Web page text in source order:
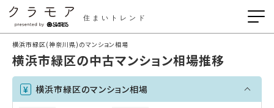
住まいトレンド
横浜市緑区(神奈川県)のマンション相場
横浜市緑区の中古マンション相場推移
横浜市緑区のマンション相場